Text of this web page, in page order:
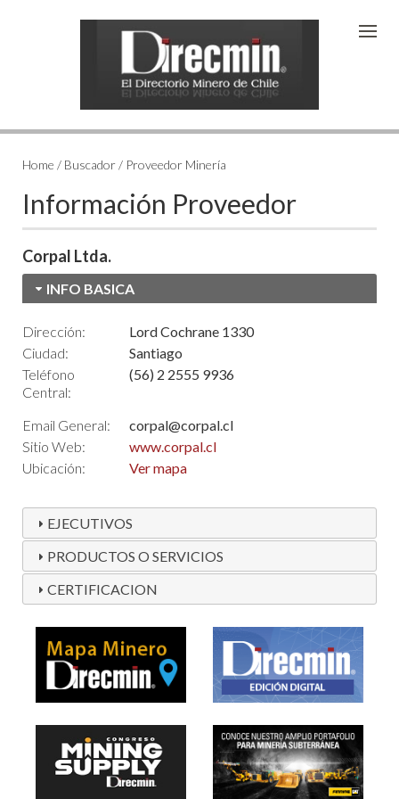
Home / Buscador / Proveedor Minería
Información Proveedor
Corpal Ltda.
INFO BASICA
Dirección:
Lord Cochrane 1330
Ciudad:
Santiago
Teléfono
Central:
(56) 2 2555 9936
Email General:
corpal@corpal.cl
Sitio Web:
www.corpal.cl
Ubicación:
Ver mapa
EJECUTIVOS
PRODUCTOS O SERVICIOS
CERTIFICACION